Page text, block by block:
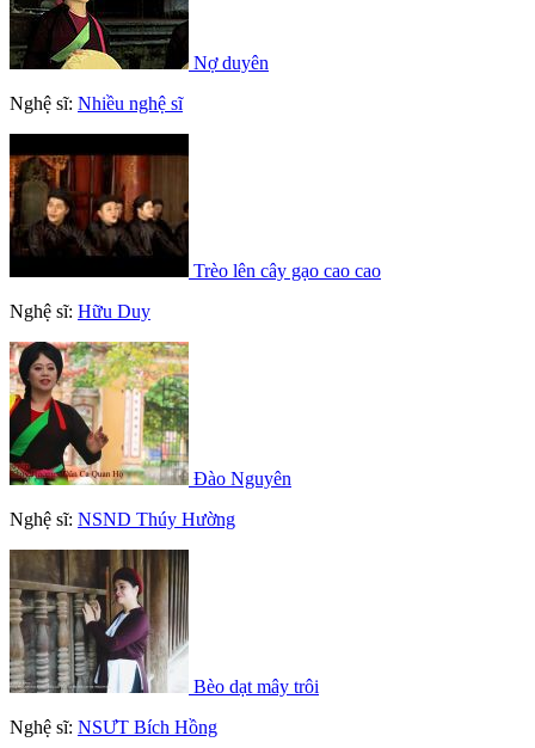
Nợ duyên
Nghệ sĩ: Nhiều nghệ sĩ
Trèo lên cây gạo cao cao
Nghệ sĩ: Hữu Duy
Đào Nguyên
Nghệ sĩ: NSND Thúy Hường
Bèo dạt mây trôi
Nghệ sĩ: NSƯT Bích Hồng